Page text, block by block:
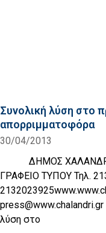
Συνολική λύση στο
απορριμματοφόρα
30/04/2013
ΔΗΜΟΣ ΧΑΛΑΝΔΡΙΟΥ
ΓΡΑΦΕΙΟ ΤΥΠΟΥ Τηλ.
λύση στο